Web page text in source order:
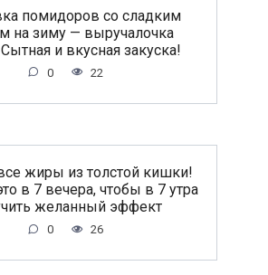
помидоров со сладким
на зиму — выручалочка
и вкусная закуска!
0 22
жиры из толстой кишки!
в 7 вечера, чтобы в 7 утра
желанный эффект
0 26